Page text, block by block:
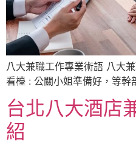
八大兼職工作專業術語 八大
看檯 : 公關小姐準備好，等
台北八大酒店
紹